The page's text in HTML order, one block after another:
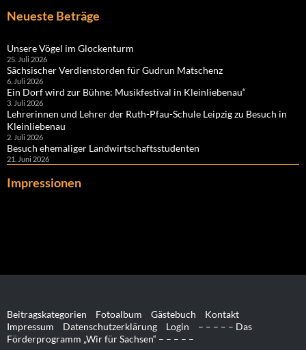
Neueste Beträge
Unsere Vögel im Glockenturm
25. Juli 2026
Sächsischer Verdienstorden für Gudrun Matschenz
6. Juli 2026
Ein Dorf wird zur Bühne: Musikfestival in Kleinliebenau“
3. Juli 2026
Lehrerinnen und Lehrer der Ruth-Pfau-Schule Leipzig zu Besuch in
Kleinliebenau
2. Juli 2026
Besuch ehemaliger Landwirtschaftsstudenten
21. Juni 2026
Impressionen
Beitragskategorien Fotoalbum Gästebuch
Kontakt
Impressum
Datenschutzerklärung Login
– – – – – Das
Förderprogramm „Wir für Sachsen“ – – – – –